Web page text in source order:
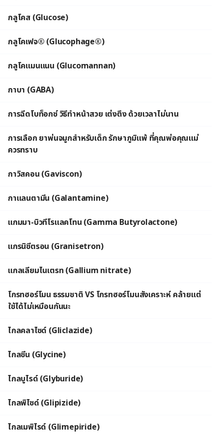
กลูโคส (Glucose)
กลูโคเฟจ® (Glucophage®)
กลูโคแมนแนน (Glucomannan)
กาบา (GABA)
การฉีดโบท็อกซ์ วิธีทำหน้าสวย เต่งตึง ด้วยเวลาไม่นาน
การเลือก ยาพ่นจมูกสำหรับเด็ก รักษาภูมิแพ้ ที่คุณพ่อคุณแม่
ควรทราบ
กาวิสคอน (Gaviscon)
กาแลนตามีน (Galantamine)
แกมมา-บิวทีโรแลคโทน (Gamma Butyrolactone)
แกรนิซีตรอน (Granisetron)
แกลเลียมไนเตรท (Gallium nitrate)
โกรทฮอร์โมน ธรรมชาติ VS โกรทฮอร์โมนสังเคราะห์ คล้ายแต่
ใช้ได้ไม่เหมือนกันนะ
ไกลคลาไซด์ (Gliclazide)
ไกลซีน (Glycine)
ไกลบูไรด์ (Glyburide)
ไกลพิไซด์ (Glipizide)
ไกลเมพิไรด์ (Glimepiride)